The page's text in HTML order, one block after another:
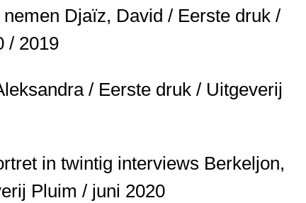
Djaïz, David / Eerste druk /
/ 2019
/ Eerste druk / Uitgeverij
in twintig interviews Berkeljon,
Pluim / juni 2020